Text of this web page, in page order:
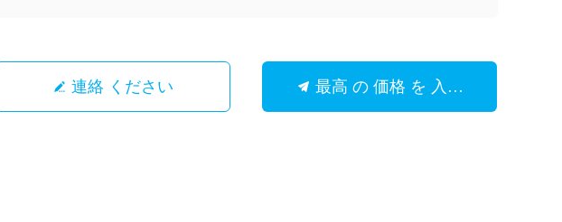
連絡 ください 最高 の 価格 を 入手 する